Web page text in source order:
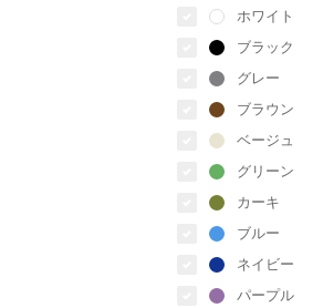
ホワイト
ブラック
グレー
ブラウン
ベージュ
グリーン
カーキ
ブルー
ネイビー
パープル